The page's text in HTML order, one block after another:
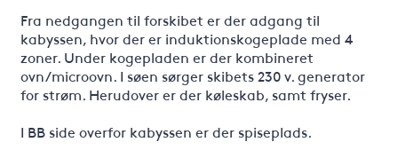
Fra nedgangen til forskibet er der adgang til
kabyssen, hvor der er induktionskogeplade med 4
zoner. Under kogepladen er der kombineret
ovn/microovn. I søen sørger skibets 230 v. generator
for strøm. Herudover er der køleskab, samt fryser.
I BB side overfor kabyssen er der spiseplads.